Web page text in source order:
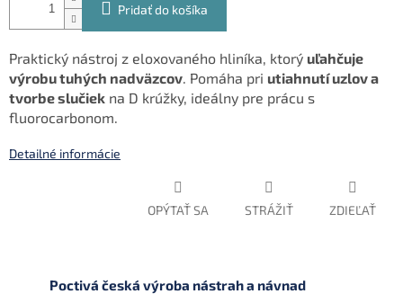
Pridať do košíka
Praktický nástroj z eloxovaného hliníka, ktorý uľahčuje
výrobu tuhých nadväzcov. Pomáha pri utiahnutí uzlov a
tvorbe slučiek na D krúžky, ideálny pre prácu s
fluorocarbonom.
Detailné informácie
OPÝTAŤ SA STRÁŽIŤ ZDIEĽAŤ
Poctivá česká výroba nástrah a návnad